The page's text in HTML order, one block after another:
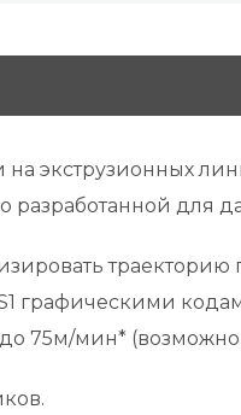
экструзионных
для
графическими
75м/мин* (возможно